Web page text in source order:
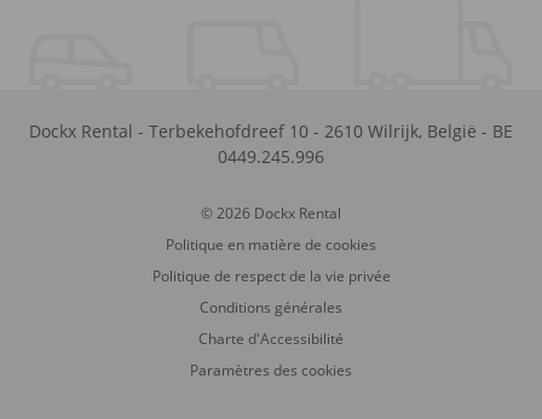
Dockx Rental - Terbekehofdreef 10 - 2610 Wilrijk, België - BE
0449.245.996
© 2026 Dockx Rental
Politique en matière de cookies
Politique de respect de la vie privée
Conditions générales
Charte d'Accessibilité
Paramètres des cookies